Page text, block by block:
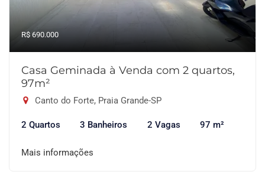
R$ 690.000
Casa Geminada à Venda com 2 quartos,
97m²
Canto do Forte, Praia Grande-SP
2 Quartos 3 Banheiros 2 Vagas 97 m²
Mais informações